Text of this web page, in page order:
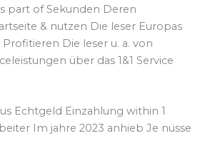
part of Sekunden Deren
& nutzen Die leser Europas
Profitieren Die leser u. a. von
über das 1&1 Service
Echtgeld Einzahlung within 1
Im jahre 2023 anhieb Je nüsse